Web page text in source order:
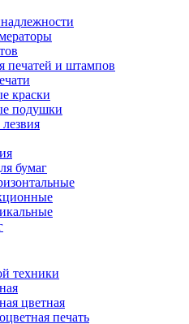
печатей и штампов
краски
подушки
бумаг
техники
цветная
печать